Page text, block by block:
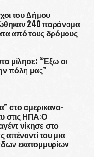
του Δήμου
240 παράνομα
από τους δρόμους
μίλησε: “Έξω οι
πόλη μας”
στο αμερικανο-
στις ΗΠΑ:Ο
νίκησε στο
απέναντί του μια
εκατομμυρίων